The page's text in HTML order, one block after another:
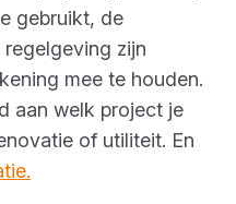
gebruikt, de
zijn
mee te houden.
aan welk project je
of utiliteit. En